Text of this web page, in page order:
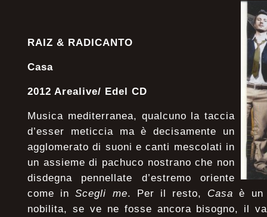
RAIZ & RADICANTO
Casa
2012 Arealive/ Edel CD
Musica mediterranea, qualcuno la taccia
d’esser meticcia ma è decisamente un
agglomerato di suoni e canti mescolati in
un assieme di pachuco nostrano che non
disdegna pennellate d’estremo oriente
come inScegli me. Per il resto, Casa è un
nobilita, se ve ne fosse ancora bisogno, il